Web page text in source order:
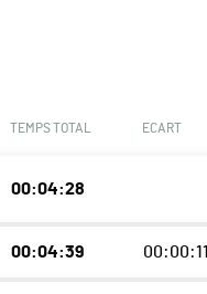
TEMPS TOTAL ECART
00:04:28
00:04:39 00:00:11